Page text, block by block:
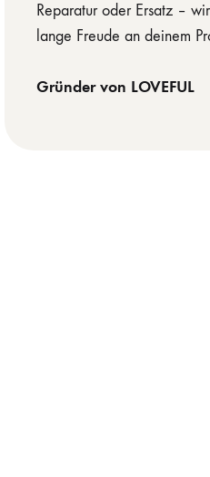
Reparatur oder Ersatz –
lange Freude an deinem
Gründer von LOVEFUL